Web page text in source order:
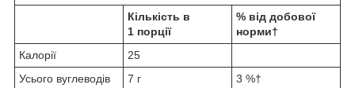
Кількість в
1 порції
% від добової
норми†
Калорії
25
Усього вуглеводів
7 г
3 %†